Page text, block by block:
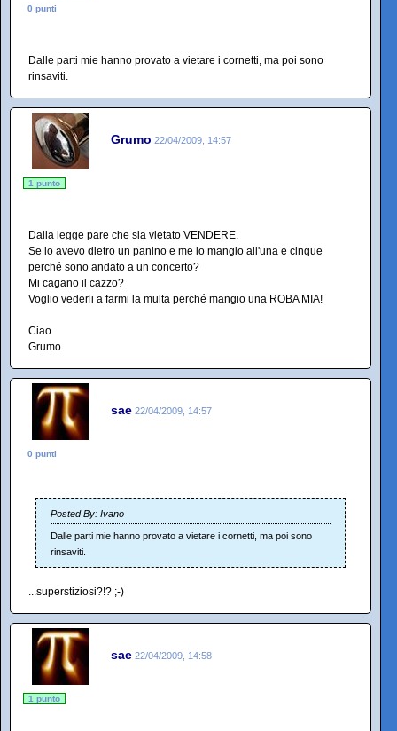
0 punti
Dalle parti mie hanno provato a vietare i cornetti, ma poi sono
rinsaviti.
Grumo 22/04/2009, 14:57
1 punto
Dalla legge pare che sia vietato VENDERE.
Se io avevo dietro un panino e me lo mangio all'una e cinque
perché sono andato a un concerto?
Mi cagano il cazzo?
Voglio vederli a farmi la multa perché mangio una ROBA MIA!
Ciao
Grumo
sae 22/04/2009, 14:57
0 punti
Posted By: Ivano
Dalle parti mie hanno provato a vietare i cornetti, ma poi sono
rinsaviti.
...superstiziosi?!? ;-)
sae 22/04/2009, 14:58
1 punto